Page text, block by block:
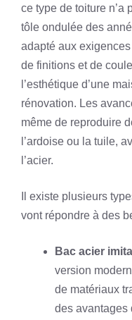
ce type de toiture n’a
tôle ondulée des
adapté aux
de finitions et de
l’esthétique d’une
rénovation. Les
même de reproduire
l’ardoise ou la tuile,
l’acier.
Il existe plusieurs
vont répondre à des
Bac acier
version
de matériaux
des avantages